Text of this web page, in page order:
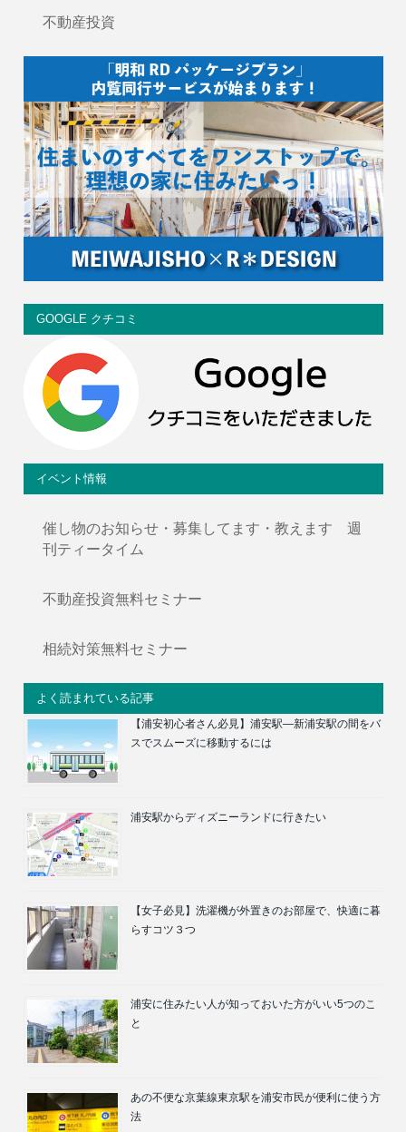
不動産投資
GOOGLE クチコミ
イベント情報
催し物のお知らせ・募集してます・教えます 週
刊ティータイム
不動産投資無料セミナー
相続対策無料セミナー
よく読まれている記事
【浦安初心者さん必見】浦安駅―新浦安駅の間をバ
スでスムーズに移動するには
浦安駅からディズニーランドに行きたい
【女子必見】洗濯機が外置きのお部屋で、快適に暮
らすコツ３つ
浦安に住みたい人が知っておいた方がいい5つのこ
と
あの不便な京葉線東京駅を浦安市民が便利に使う方
法